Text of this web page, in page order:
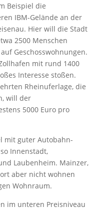
Beispiel die
IBM-Gelände an der
Hier will die Stadt
2500 Menschen
Geschosswohnungen.
mit rund 1400
Inter­esse stoßen.
Rheinuferlage, die
will der
5000 Euro pro
mit guter Autobahn-
Innenstadt,
Laubenheim. Mainzer,
aber nicht wohnen
Wohnraum.
im unteren Preisniveau